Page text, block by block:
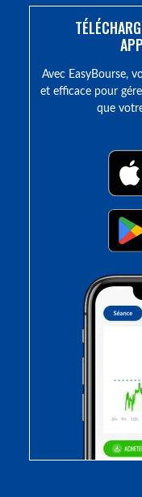
Avec EasyBourse,
et efficace pour
que